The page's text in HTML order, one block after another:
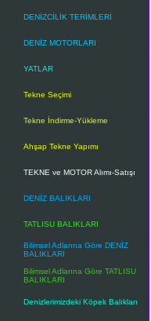
DENİZCİLİK TERİMLERİ
DENİZ MOTORLARI
YATLAR
Tekne Seçimi
Tekne İndirme-Yükleme
Ahşap Tekne Yapımı
TEKNE ve MOTOR Alımı-Satışı
DENİZ BALIKLARI
TATLISU BALIKLARI
Bilimsel Adlarına Göre DENİZ
BALIKLARI
Bilimsel Adlarına Göre TATLISU
BALIKLARI
Denizlerimizdeki Köpek Balıkları